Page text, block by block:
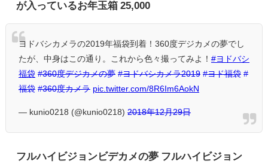
が入っているお年玉箱 25,000
ヨドバシカメラの2019年福袋到着！360度デジカメの夢でし
たが、中身はこの通り。これから色々撮ってみよ！ #ヨドバシ
福袋 #360度デジカメの夢 #ヨドバシカメラ2019 #ヨド福袋 #
福袋 #360度カメラ pic.twitter.com/8R6Im6AokN
— kunio0218 (@kunio0218) 2018年12月29日
フルハイビジョンビデカメの夢 フルハイビジョン